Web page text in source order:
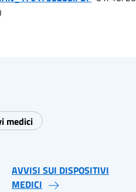
medici
AVVISI SUI DISPOSITIVI
MEDICI